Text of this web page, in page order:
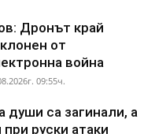
Дронът край
от
война
09:55ч.
души са загинали, а
руски атаки